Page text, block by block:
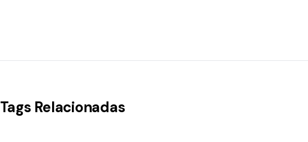
Tags Relacionadas